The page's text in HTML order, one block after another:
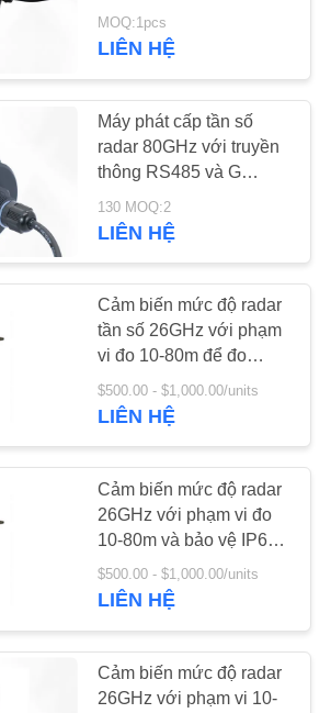
tín hiệu
187
biến tần
đo lưu lượng
135
2mm để đo khoảng cách
chính xác
MOQ:1pcs
LIÊN HỆ
Máy phát cấp tần số
radar 80GHz với truyền
thông RS485 và G
Thread cho các ứng
dụng tùy chỉnh
130 MOQ:2
LIÊN HỆ
Cảm biến mức độ radar
tần số 26GHz với phạm
vi đo 10-80m để đo
không tiếp xúc
$500.00 - $1,000.00/units
LIÊN HỆ
Cảm biến mức độ radar
26GHz với phạm vi đo
10-80m và bảo vệ IP67
cho đo lường chất lỏng
và rắn
$500.00 - $1,000.00/units
LIÊN HỆ
Cảm biến mức độ radar
26GHz với phạm vi 10-